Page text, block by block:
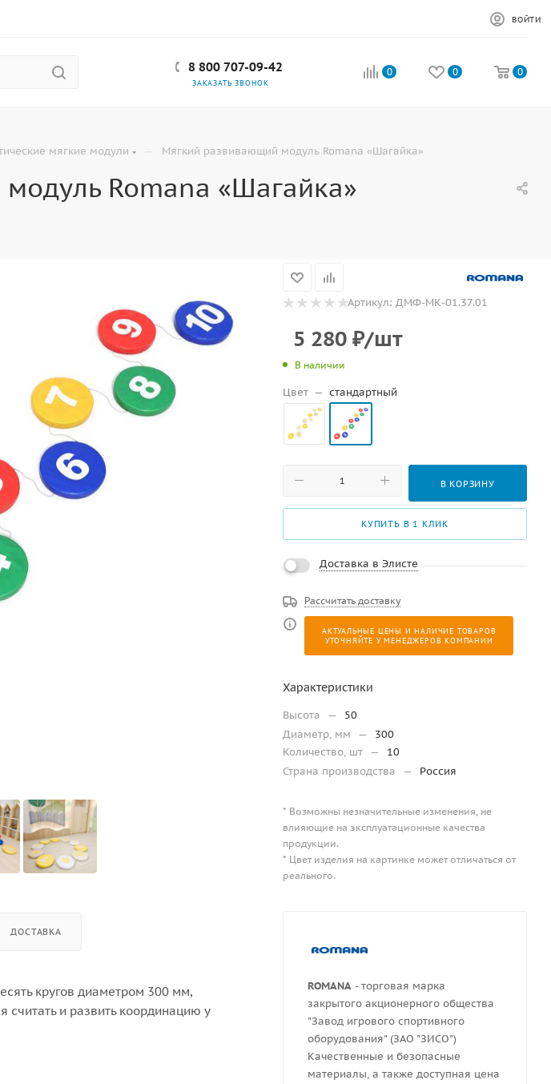
ВОЙТИ
8 800 707-09-42
ЗАКАЗАТЬ ЗВОНОК
0 0 0
мягкие модули — Мягкий развивающий модуль Romana «Шагайка»
Romana «Шагайка»
ДОСТАВКА
кругов диаметром 300 мм,
и развить координацию у
Артикул: ДМФ-МК-01.37.01
5 280 ₽/шт
В наличии
Цвет — стандартный
В КОРЗИНУ
КУПИТЬ В 1 КЛИК
Доставка в Элисте
Рассчитать доставку
АКТУАЛЬНЫЕ ЦЕНЫ И НАЛИЧИЕ ТОВАРОВ
УТОЧНЯЙТЕ У МЕНЕДЖЕРОВ КОМПАНИИ
Характеристики
Высота —
50
Диаметр, мм
—
300
Количество, шт —
10
Страна производства
— Россия
* Возможны незначительные изменения, не
влияющие на эксплуатационные качества
продукции.
* Цвет изделия на картинке может отличаться от
реального.
ROMANA - торговая марка
закрытого акционерного общества
"Завод игрового спортивного
оборудования" (ЗАО "ЗИСО")
Качественные и безопасные
материалы, а также доступная цена